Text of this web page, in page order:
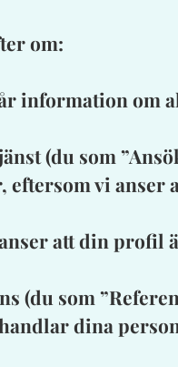
om:
information om
(du som
vi anser
att din profil
(du som
dina